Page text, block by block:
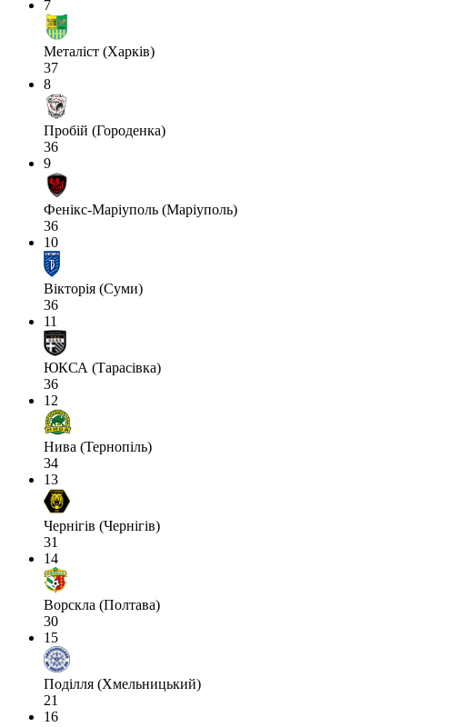
7
Металіст (Харків)
37
8
Пробій (Городенка)
36
9
Фенікс-Маріуполь (Маріуполь)
36
10
Вікторія (Суми)
36
11
ЮКСА (Тарасівка)
36
12
Нива (Тернопіль)
34
13
Чернігів (Чернігів)
31
14
Ворскла (Полтава)
30
15
Поділля (Хмельницький)
21
16